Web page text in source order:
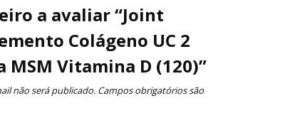
a avaliar “Joint
Colágeno UC 2
Vitamina D (120)”
não será publicado. Campos obrigatórios são